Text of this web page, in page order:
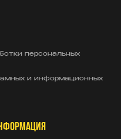
персональных
и информационных